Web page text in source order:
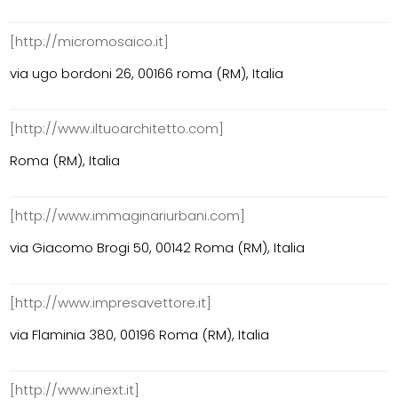
[http://micromosaico.it]
via ugo bordoni 26, 00166 roma (RM), Italia
[http://www.iltuoarchitetto.com]
Roma (RM), Italia
[http://www.immaginariurbani.com]
via Giacomo Brogi 50, 00142 Roma (RM), Italia
[http://www.impresavettore.it]
via Flaminia 380, 00196 Roma (RM), Italia
[http://www.inext.it]